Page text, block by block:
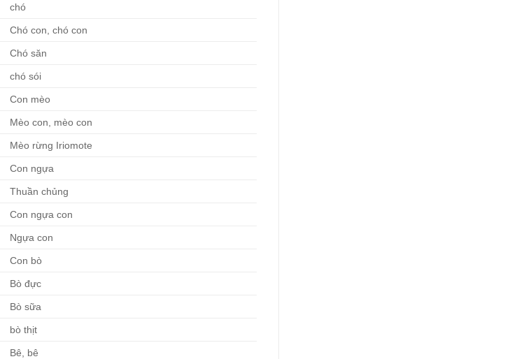
chó
Chó con, chó con
Chó săn
chó sói
Con mèo
Mèo con, mèo con
Mèo rừng Iriomote
Con ngựa
Thuần chủng
Con ngựa con
Ngựa con
Con bò
Bò đực
Bò sữa
bò thịt
Bê, bê